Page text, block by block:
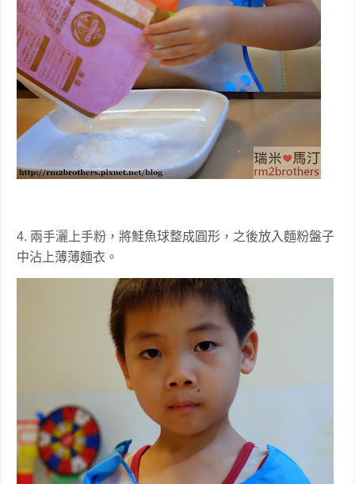
4. 兩手灑上手粉，將鮭魚球整成圓形，之後放入麵粉盤子
中沾上薄薄麵衣。